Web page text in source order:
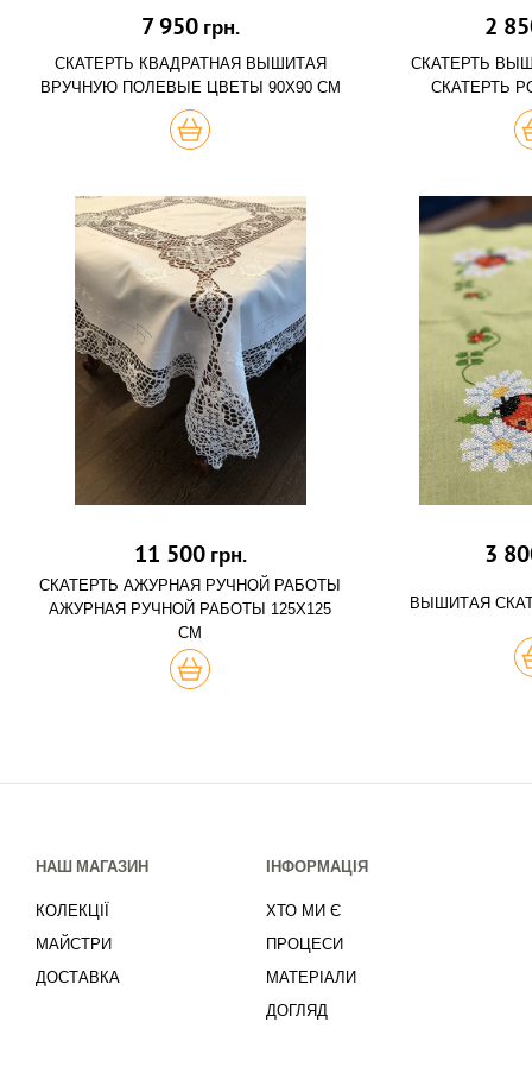
7 950грн.
СКАТЕРТЬ КВАДРАТНАЯ ВЫШИТАЯ
ВРУЧНУЮ ПОЛЕВЫЕ ЦВЕТЫ 90Х90 СМ
КУПИТЬ
2
СКАТЕРТЬ
СКАТЕРТЬ
11 500грн.
СКАТЕРТЬ АЖУРНАЯ РУЧНОЙ РАБОТЫ
АЖУРНАЯ РУЧНОЙ РАБОТЫ 125Х125
СМ
КУПИТЬ
3
ВЫШИТАЯ
НАШ МАГАЗИН
КОЛЕКЦІЇ
МАЙСТРИ
ДОСТАВКА
ІНФОРМАЦІЯ
ХТО МИ Є
ПРОЦЕСИ
МАТЕРІАЛИ
ДОГЛЯД